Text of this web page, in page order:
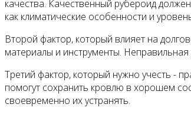
качества. Качественный рубероид
как климатические особенности и
Второй фактор, который влияет на
материалы и инструменты.
Третий фактор, который нужно учесть -
помогут сохранить кровлю в хорошем
своевременно их устранять.